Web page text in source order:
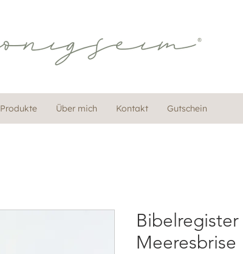
Produkte Über mich Kontakt Gutschein
Bibelregister |
Meeresbrise